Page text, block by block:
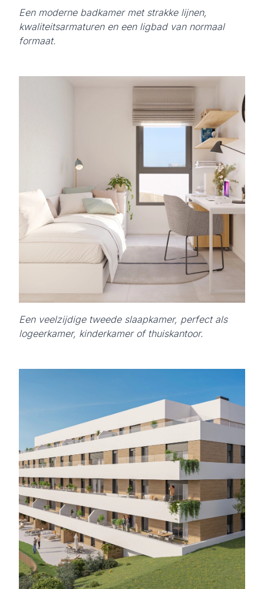
Een moderne badkamer met strakke lijnen,
kwaliteitsarmaturen en een ligbad van normaal
formaat.
Een veelzijdige tweede slaapkamer, perfect als
logeerkamer, kinderkamer of thuiskantoor.